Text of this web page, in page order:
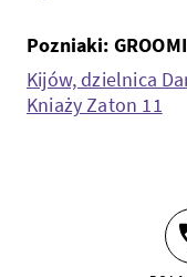
Pozniaki:
Kijów, dzielnica
Kniaży Zaton 11